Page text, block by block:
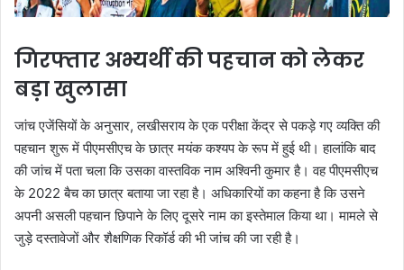
गिरफ्तार अभ्यर्थी की पहचान को लेकर
बड़ा खुलासा
जांच एजेंसियों के अनुसार, लखीसराय के एक परीक्षा केंद्र से पकड़े गए व्यक्ति की
पहचान शुरू में पीएमसीएच के छात्र मयंक कश्यप के रूप में हुई थी। हालांकि बाद
की जांच में पता चला कि उसका वास्तविक नाम अश्विनी कुमार है। वह पीएमसीएच
के 2022 बैच का छात्र बताया जा रहा है। अधिकारियों का कहना है कि उसने
अपनी असली पहचान छिपाने के लिए दूसरे नाम का इस्तेमाल किया था। मामले से
जुड़े दस्तावेजों और शैक्षणिक रिकॉर्ड की भी जांच की जा रही है।